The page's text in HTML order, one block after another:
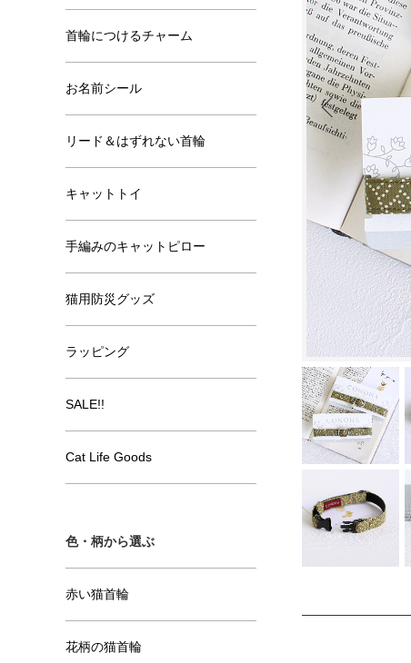
首輪につけるチャーム
お名前シール
リード＆はずれない首輪
キャットトイ
手編みのキャットピロー
猫用防災グッズ
ラッピング
SALE!!
Cat Life Goods
色・柄から選ぶ
赤い猫首輪
花柄の猫首輪